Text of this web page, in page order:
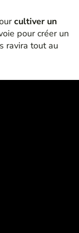
cultiver un
pour créer un
ravira tout au